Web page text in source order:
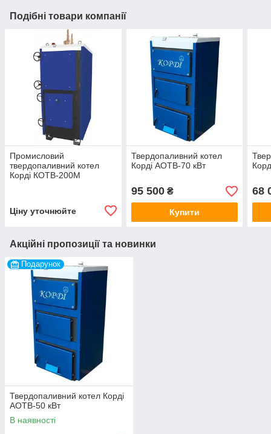
Подібні товари компанії
Промисловий
твердопаливний котел
Корді КОТВ-200М
Ціну уточнюйте
Твердопаливний котел
Корді АОТВ-70 кВт
95 500₴
Купити
68
Акційні пропозиції та новинки
Подарунок
Твердопаливний котел Корді
АОТВ-50 кВт
В наявності